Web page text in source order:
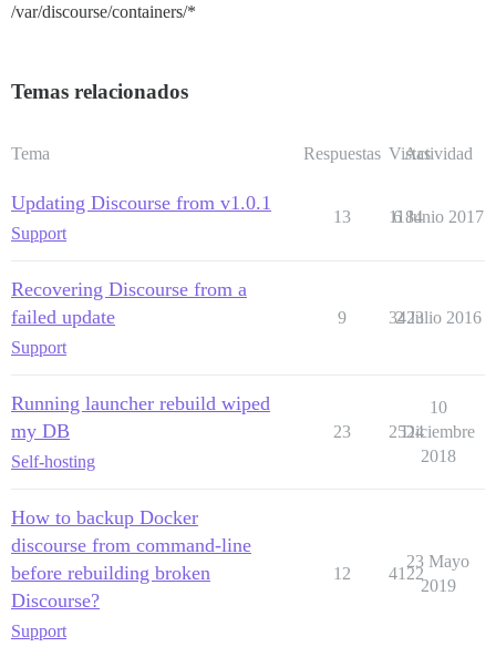
/var/discourse/containers/*
Temas relacionados
Tema Respuestas Vistas
Actividad
Updating Discourse from v1.0.1
Support
13 1184
6 Junio 2017
Recovering Discourse from a
failed update
Support
9 3423
2 Julio 2016
Running launcher rebuild wiped
my DB
Self-hosting
23 2524
10
Diciembre
2018
How to backup Docker
discourse from command-line
before rebuilding broken
Discourse?
Support
12 4122
23 Mayo
2019